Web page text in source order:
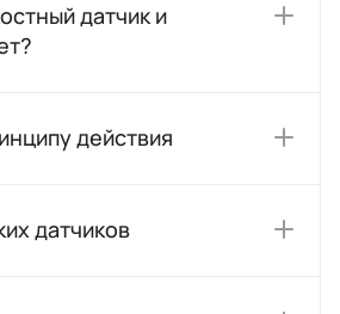
датчик и
действия
датчиков